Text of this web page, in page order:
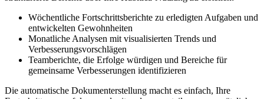
Wöchentliche Fortschrittsberichte zu erledigten Aufgaben und
entwickelten Gewohnheiten
Monatliche Analysen mit visualisierten Trends und
Verbesserungsvorschlägen
Teamberichte, die Erfolge würdigen und Bereiche für
gemeinsame Verbesserungen identifizieren
Die automatische Dokumenterstellung macht es einfach, Ihre